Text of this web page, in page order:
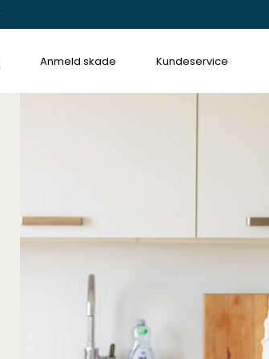
Anmeld skade Kundeservice